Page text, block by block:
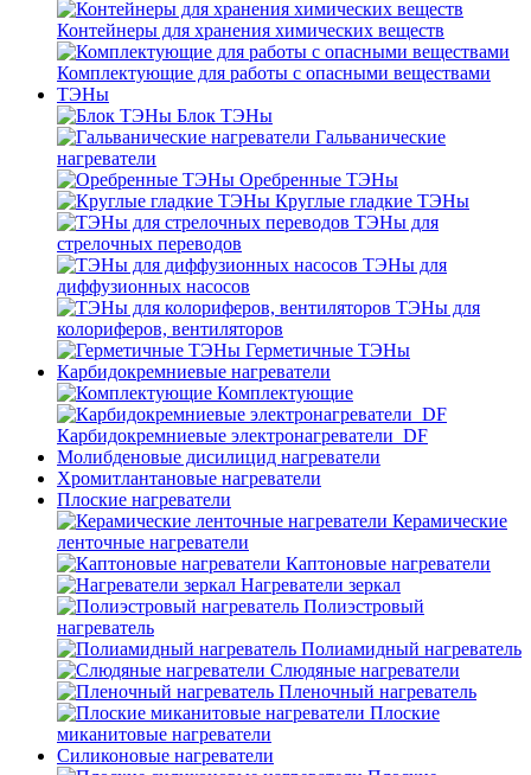
Контейнеры для хранения химических веществ
Комплектующие для работы с опасными веществами
ТЭНы
Блок ТЭНы
Гальванические
нагреватели
Оребренные ТЭНы
Круглые гладкие ТЭНы
ТЭНы для
стрелочных переводов
ТЭНы для
диффузионных насосов
ТЭНы для
колориферов, вентиляторов
Герметичные ТЭНы
Карбидокремниевые нагреватели
Комплектующие
Карбидокремниевые электронагреватели_DF
Молибденовые дисилицид нагреватели
Хромитлантановые нагреватели
Плоские нагреватели
Керамические
ленточные нагреватели
Каптоновые нагреватели
Нагреватели зеркал
Полиэстровый
нагреватель
Полиамидный нагреватель
Слюдяные нагреватели
Пленочный нагреватель
Плоские
миканитовые нагреватели
Силиконовые нагреватели